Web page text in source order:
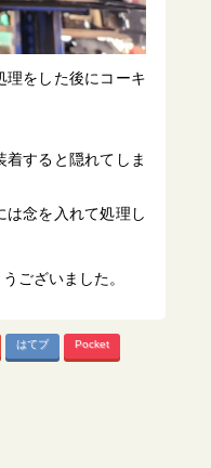
理をした後にコーキ
すると隠れてしま
は念を入れて処理し
ございました。
はてブ Pocket